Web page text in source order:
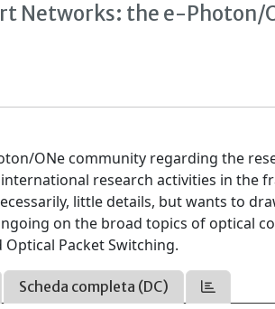
Networks: the e-Photon/
ONe community regarding the
research activities in the
little details, but wants to
on the broad topics of optical
Packet Switching.
Scheda completa (DC)